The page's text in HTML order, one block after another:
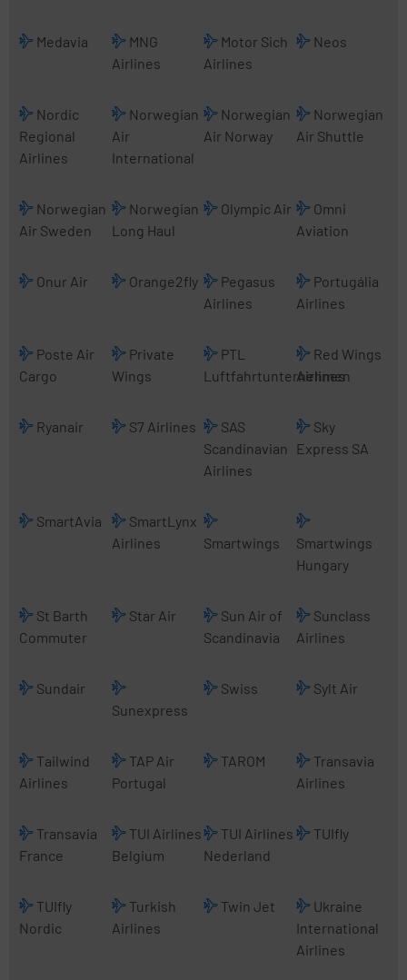
Medavia
MNG
Airlines
Motor Sich
Airlines
Neos
Nordic
Regional
Airlines
Norwegian
Air
International
Norwegian
Air Norway
Norwegian
Air Shuttle
Norwegian
Air Sweden
Norwegian
Long Haul
Olympic Air
Omni
Aviation
Onur Air Orange2fly
Pegasus
Airlines
Portugália
Airlines
Poste Air
Cargo
Private
Wings
PTL
Luftfahrtunternehmen
Red Wings
Airlines
Ryanair S7 Airlines
SAS
Scandinavian
Airlines
Sky
Express SA
SmartAvia
SmartLynx
Airlines
Smartwings
Smartwings
Hungary
St Barth
Commuter
Star Air
Sun Air of
Scandinavia
Sunclass
Airlines
Sundair
Sunexpress
Swiss Sylt Air
Tailwind
Airlines
TAP Air
Portugal
TAROM
Transavia
Airlines
Transavia
France
TUI Airlines
Belgium
TUI Airlines
Nederland
TUIfly
TUIfly
Nordic
Turkish
Airlines
Twin Jet
Ukraine
International
Airlines